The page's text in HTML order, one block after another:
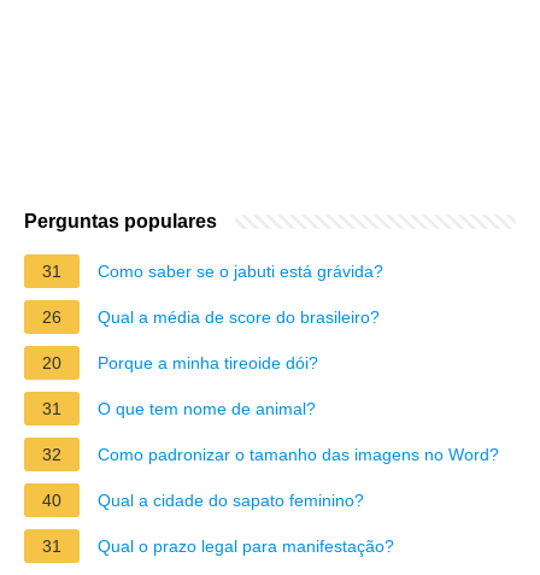
Perguntas populares
31 Como saber se o jabuti está grávida?
26 Qual a média de score do brasileiro?
20 Porque a minha tireoide dói?
31 O que tem nome de animal?
32 Como padronizar o tamanho das imagens no Word?
40 Qual a cidade do sapato feminino?
31 Qual o prazo legal para manifestação?